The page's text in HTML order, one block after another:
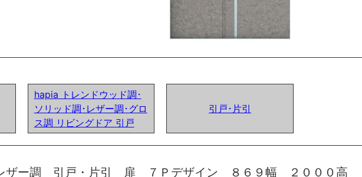
hapia トレンドウッド調･
ソリッド調･レザー調･グロ
ス調 リビングドア 引戸
引戸･片引
ザー調 引戸・片引 扉 ７Ｐデザイン ８６９幅 ２０００高